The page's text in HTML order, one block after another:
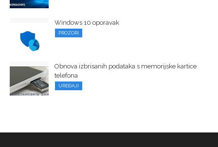
Windows 10 oporavak
PROZORI
Obnova izbrisanih podataka s memorijske kartice
telefona
UREĐAJI